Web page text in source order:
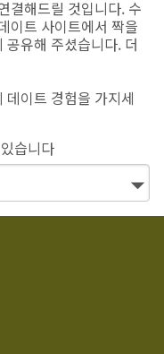
결해드릴 것입니다. 수
이트 사이트에서 짝을
유해 주셨습니다. 더
이트 경험을 가지세
습니다